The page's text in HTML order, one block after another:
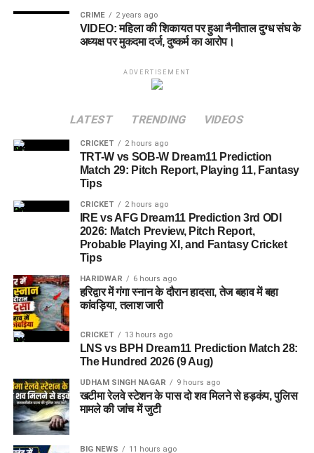
CRIME 2 years ago
VIDEO: महिला की शिकायत पर हुआ नैनीताल दुग्ध संघ के
अध्यक्ष पर मुकदमा दर्ज, दुष्कर्म का आरोप।
ADVERTISEMENT
LATEST TRENDING VIDEOS
CRICKET 2 hours ago
TRT-W vs SOB-W Dream11 Prediction
Match 29: Pitch Report, Playing 11, Fantasy
Tips
CRICKET 2 hours ago
IRE vs AFG Dream11 Prediction 3rd ODI
2026: Match Preview, Pitch Report,
Probable Playing XI, and Fantasy Cricket
Tips
HARIDWAR 6 hours ago
हरिद्वार में गंगा स्नान के दौरान हादसा, तेज बहाव में बहा
कांवड़िया, तलाश जारी
CRICKET 13 hours ago
LNS vs BPH Dream11 Prediction Match 28:
The Hundred 2026 (9 Aug)
UDHAM SINGH NAGAR 9 hours ago
खटीमा रेलवे स्टेशन के पास दो शव मिलने से हड़कंप, पुलिस
मामले की जांच में जुटी
BIG NEWS 11 hours ago